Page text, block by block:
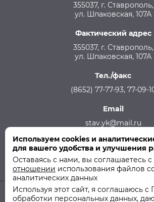
355037, г. Ставрополь,
ул. Шпаковская, 107А
Фактический адрес
355037, г. Ставрополь,
ул. Шпаковская, 107А
Тел./факс
(8652) 77-77-93, 77-09-
Email
stav.yk@mail.ru
Телефон аварийной
215-957, 8-928-301-92-08
Используем cookies и
для вашего удобства и улучшения
Оставаясь с нами, вы соглашаетесь с
отношении использования файлов
аналитических данных
Используя этот сайт, я соглашаюсь
обработки персональных данных,